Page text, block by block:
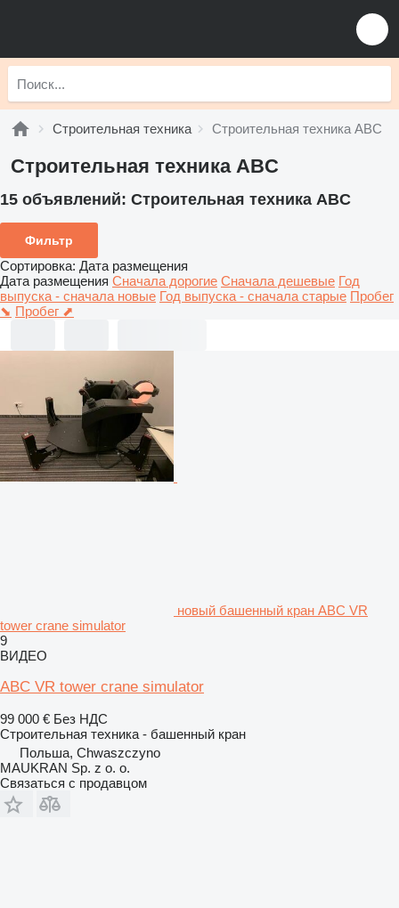
Строительная техника Строительная техника ABC
Строительная техника ABC
15 объявлений: Строительная техника ABC
Фильтр
Сортировка: Дата размещения
Дата размещения Сначала дорогие Сначала дешевые Год
выпуска - сначала новые Год выпуска - сначала старые Пробег
⬊ Пробег ⬈
новый башенный кран ABC VR
tower crane simulator
9
ВИДЕО
ABC VR tower crane simulator
99 000 € Без НДС
Строительная техника - башенный кран
Польша, Chwaszczyno
MAUKRAN Sp. z o. o.
Связаться с продавцом